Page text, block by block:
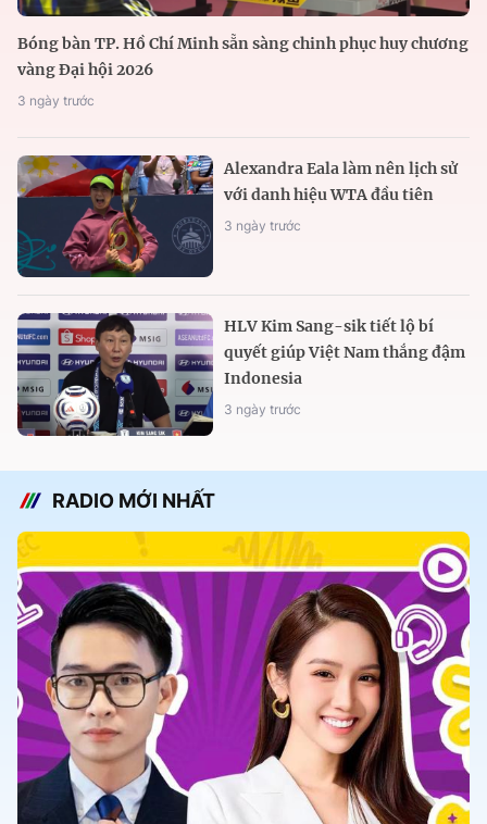
Bóng bàn TP. Hồ Chí Minh sẵn sàng chinh phục huy chương
vàng Đại hội 2026
3 ngày trước
Alexandra Eala làm nên lịch sử
với danh hiệu WTA đầu tiên
3 ngày trước
HLV Kim Sang-sik tiết lộ bí
quyết giúp Việt Nam thắng đậm
Indonesia
3 ngày trước
RADIO MỚI NHẤT